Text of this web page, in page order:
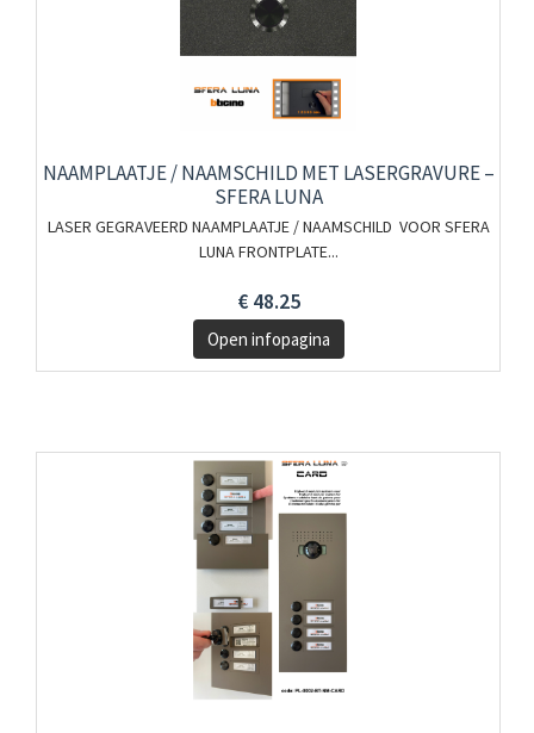
NAAMPLAATJE / NAAMSCHILD MET LASERGRAVURE –
SFERA LUNA
LASER GEGRAVEERD NAAMPLAATJE / NAAMSCHILD VOOR SFERA
LUNA FRONTPLATE...
€ 48.25
Open infopagina